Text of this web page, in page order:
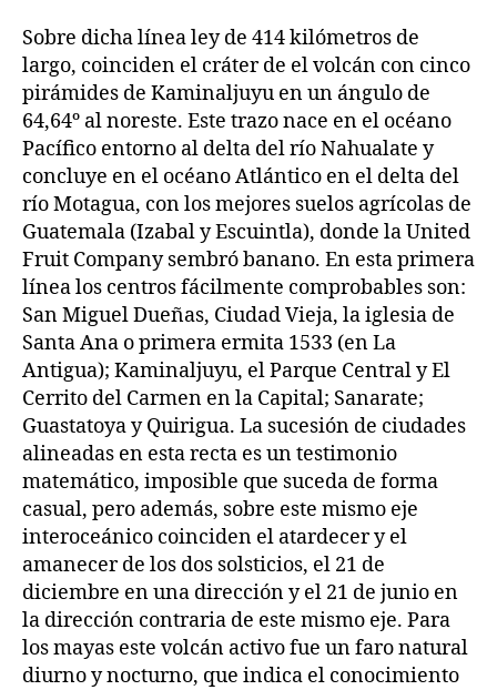
Sobre dicha línea ley de 414 kilómetros de
largo, coinciden el cráter de el volcán con cinco
pirámides de Kaminaljuyu en un ángulo de
64,64º al noreste. Este trazo nace en el océano
Pacífico entorno al delta del río Nahualate y
concluye en el océano Atlántico en el delta del
río Motagua, con los mejores suelos agrícolas de
Guatemala (Izabal y Escuintla), donde la United
Fruit Company sembró banano. En esta primera
línea los centros fácilmente comprobables son:
San Miguel Dueñas, Ciudad Vieja, la iglesia de
Santa Ana o primera ermita 1533 (en La
Antigua); Kaminaljuyu, el Parque Central y El
Cerrito del Carmen en la Capital; Sanarate;
Guastatoya y Quirigua. La sucesión de ciudades
alineadas en esta recta es un testimonio
matemático, imposible que suceda de forma
casual, pero además, sobre este mismo eje
interoceánico coinciden el atardecer y el
amanecer de los dos solsticios, el 21 de
diciembre en una dirección y el 21 de junio en
la dirección contraria de este mismo eje. Para
los mayas este volcán activo fue un faro natural
diurno y nocturno, que indica el conocimiento